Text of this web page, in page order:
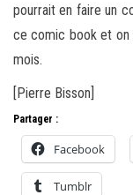
pourrait en faire un
ce comic book et on
mois.
[Pierre Bisson]
Partager :
Facebook
Tumblr